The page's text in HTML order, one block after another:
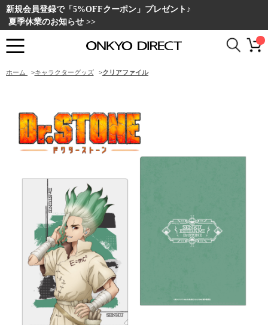
新規会員登録で「5%OFFクーポン」プレゼント♪
夏季休業のお知らせ >>
ホーム >キャラクターグッズ >クリアファイル